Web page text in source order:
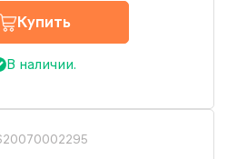
Купить
В наличии.